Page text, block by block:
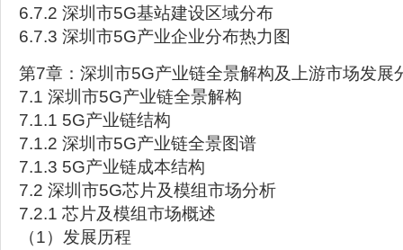
6.7.2 深圳市5G基站建设区域分布
6.7.3 深圳市5G产业企业分布热力图
第7章：深圳市5G产业链全景解构及上游市场发展
7.1 深圳市5G产业链全景解构
7.1.1 5G产业链结构
7.1.2 深圳市5G产业链全景图谱
7.1.3 5G产业链成本结构
7.2 深圳市5G芯片及模组市场分析
7.2.1 芯片及模组市场概述
（1）发展历程